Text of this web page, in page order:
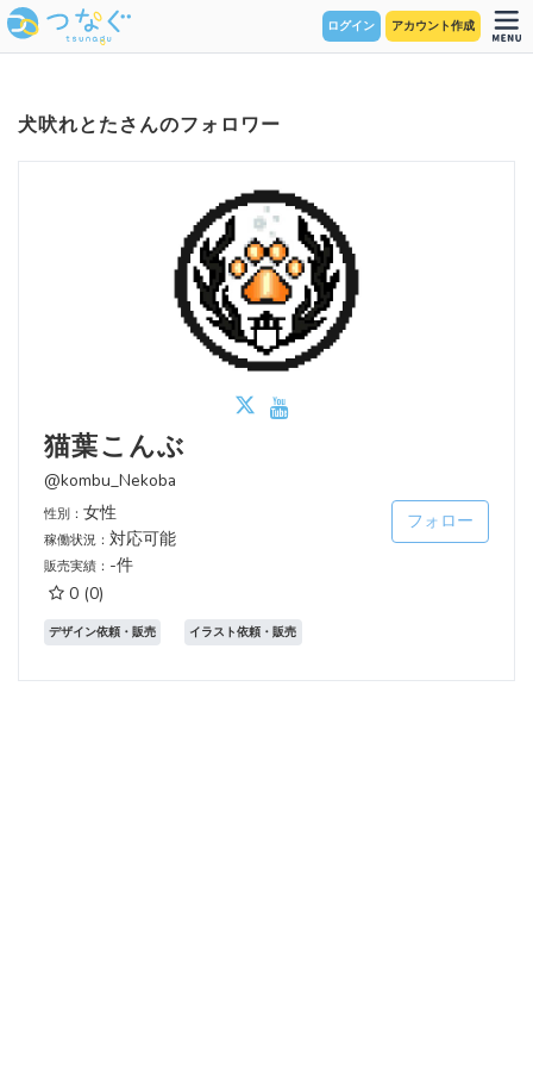
ログイン アカウント作成
犬吠れとたさんのフォロワー
猫葉こんぶ
@kombu_Nekoba
性別： 女性
稼働状況： 対応可能
販売実績： -件
0 (0)
フォロー
デザイン依頼・販売 イラスト依頼・販売